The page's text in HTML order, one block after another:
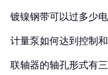
镀镍钢带可以过多少
计量泵如何达到控制
联轴器的轴孔形式有